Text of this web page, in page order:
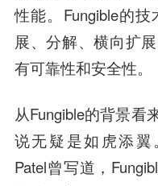
性能。Fungible的
展、分解、横向扩
有可靠性和安全性。
从Fungible的背景看
说无疑是如虎添翼
Patel曾写道，